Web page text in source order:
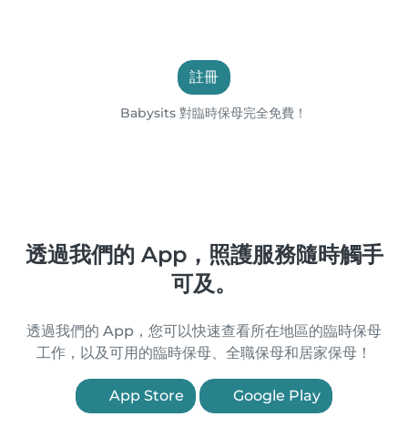
註冊
Babysits 對臨時保母完全免費！
透過我們的 App，照護服務隨時觸手
可及。
透過我們的 App，您可以快速查看所在地區的臨時保母
工作，以及可用的臨時保母、全職保母和居家保母！
App Store Google Play